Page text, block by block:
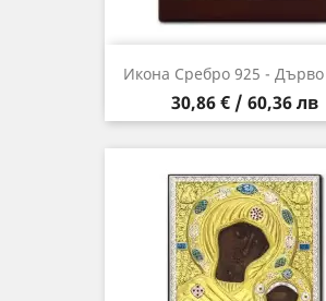
Икона Сребро 925 - Дърво
Цена
30,86 € / 60,36 лв